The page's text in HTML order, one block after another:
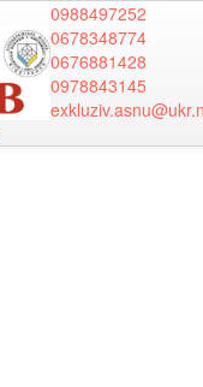
0988497252
0678348774
0676881428
0978843145